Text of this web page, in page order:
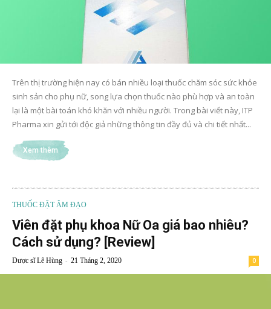
Trên thị trường hiện nay có bán nhiều loại thuốc chăm sóc sức khỏe
sinh sản cho phụ nữ, song lựa chọn thuốc nào phù hợp và an toàn
lại là một bài toán khó khăn với nhiều người. Trong bài viết này, ITP
Pharma xin gửi tới độc giả những thông tin đầy đủ và chi tiết nhất...
Xem thêm
THUỐC ĐẶT ÂM ĐẠO
Viên đặt phụ khoa Nữ Oa giá bao nhiêu?
Cách sử dụng? [Review]
Dược sĩ Lê Hùng - 21 Tháng 2, 2020 0